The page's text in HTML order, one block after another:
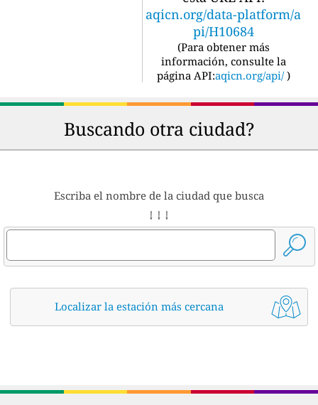
aqicn.org/data-platform/a
pi/H10684
(Para obtener más
información, consulte la
página API:aqicn.org/api/ )
Buscando otra ciudad?
Escriba el nombre de la ciudad que busca
↓ ↓ ↓
Localizar la estación más cercana